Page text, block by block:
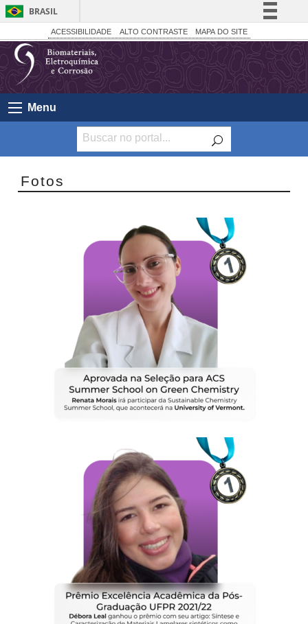
BRASIL
Simplifique!
Comunica BR
Participe
Acesso à informação
Canais
ACESSIBILIDADE ALTO CONTRASTE MAPA DO SITE
Menu
Fotos